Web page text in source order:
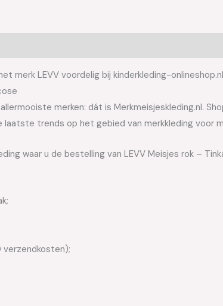
merk LEVV voordelig bij kinderkleding-onlineshop.nl
merken: dát is Merkmeisjeskleding.nl.
trends op het gebied van merkkleding voor
waar u de bestelling van LEVV Meisjes rok –